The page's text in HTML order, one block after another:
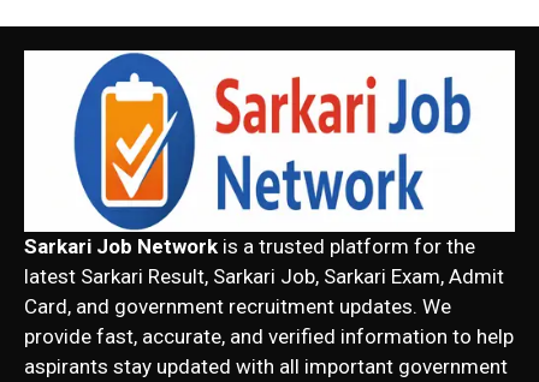
Sarkari Job Network is a trusted platform for the
latest Sarkari Result, Sarkari Job, Sarkari Exam, Admit
Card, and government recruitment updates. We
provide fast, accurate, and verified information to help
aspirants stay updated with all important government